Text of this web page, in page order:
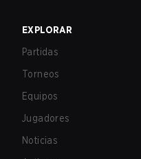
EXPLORAR
Partidas
Torneos
Equipos
Jugadores
Noticias